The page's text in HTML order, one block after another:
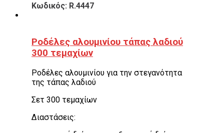
Κωδικός: R.4447
Ροδέλες αλουμινίου τάπας λαδιού
300 τεμαχίων
Ροδέλες αλουμινίου για την στεγανότητα
της τάπας λαδιού
Σετ 300 τεμαχίων
Διαστάσεις: